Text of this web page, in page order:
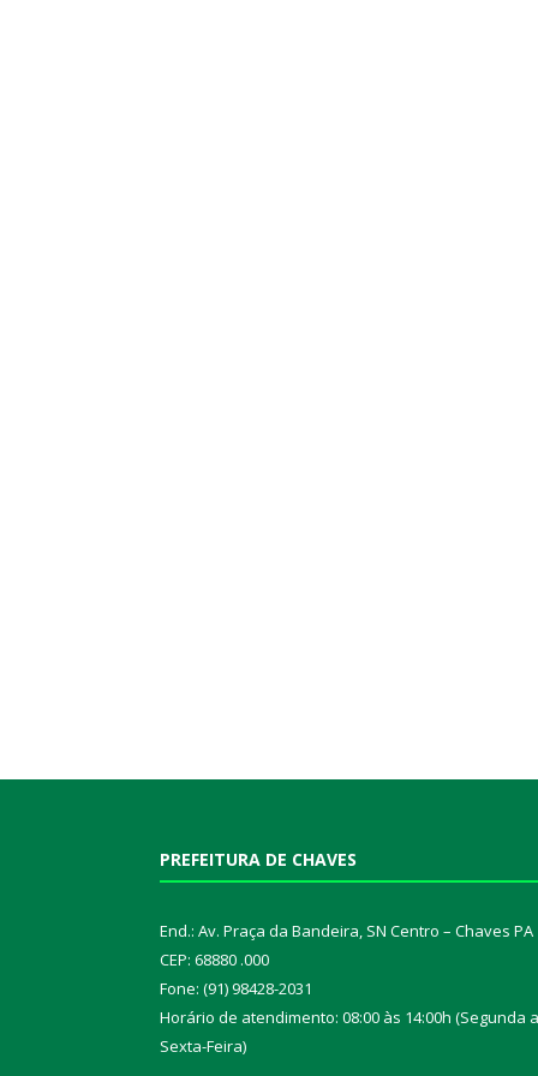
PREFEITURA DE CHAVES
End.: Av. Praça da Bandeira, SN Centro – Chaves PA
CEP: 68880 .000
Fone: (91) 98428-2031
Horário de atendimento: 08:00 às 14:00h (Segunda a
Sexta-Feira)